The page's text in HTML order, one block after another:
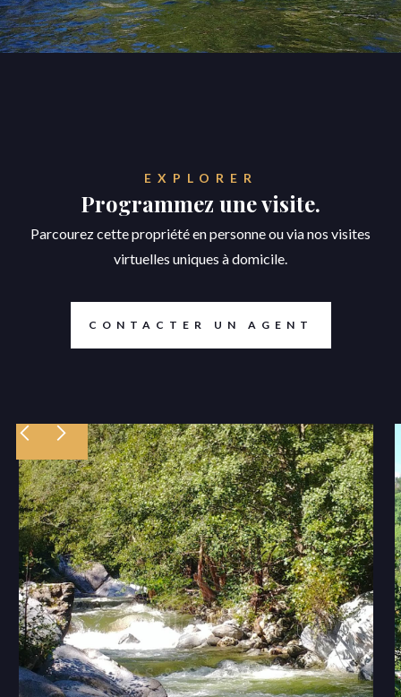
Slide 2 of 3.
EXPLORER
Programmez une visite.
Parcourez cette propriété en personne ou via nos visites
virtuelles uniques à domicile.
CONTACTER UN AGENT